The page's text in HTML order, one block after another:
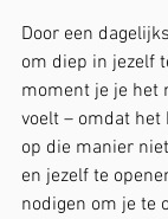
Door een
om diep in jezelf
moment je je het
voelt – omdat het
op die manier
en jezelf te
nodigen om je te